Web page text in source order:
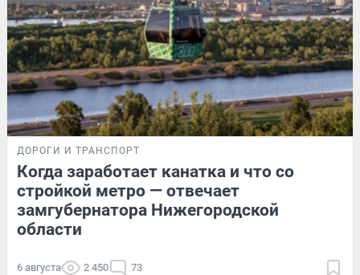
ДОРОГИ И ТРАНСПОРТ
Когда заработает канатка и что со
стройкой метро — отвечает
замгубернатора Нижегородской
области
6 августа 2 450 73